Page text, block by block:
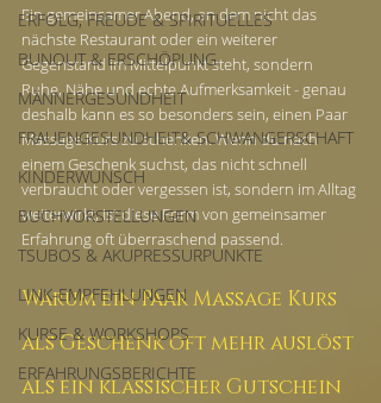
ERFOLG, FREUDE & SPIRITUELLES
BUNOUT & ERSCHÖPUNG
MÄNNERGESUNDHEIT
FRAUENGESUNDHEIT& SCHWANGERSCHAFT
KINDERWUNSCH
BUCHVORSTELLUNGEN
TSUBOS & AKUPRESSURPUNKTE
LINK-EMPFEHLUNGEN
KURSE & WORKSHOPS
ERFAHRUNGSBERICHTE
Ein gemeinsamer Abend, an dem nicht das
nächste Restaurant oder ein weiterer
Gegenstand im Mittelpunkt steht, sondern
Ruhe, Nähe und echte Aufmerksamkeit - genau
deshalb kann es so besonders sein, einen Paar
Massage Kurs zu schenken. Wenn du nach
einem Geschenk suchst, das nicht schnell
verbraucht oder vergessen ist, sondern im Alltag
weiterwirkt, ist diese Form von gemeinsamer
Erfahrung oft überraschend passend.
Warum ein Paar Massage Kurs
als Geschenk oft mehr auslöst
als ein klassischer Gutschein